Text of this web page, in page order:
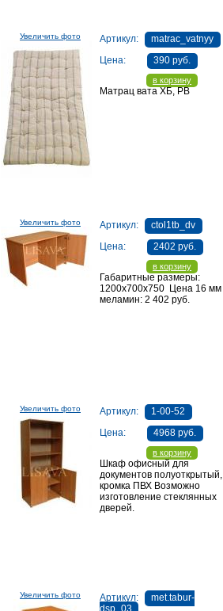
Увеличить фото Артикул:
matrac_vatnyy
Цена:
390 руб.
в корзину
Матрац вата ХБ, РВ
Увеличить фото Артикул:
ctol1tb_dv
Цена:
2402 руб.
в корзину
Габаритные размеры:
1200х700х750 Цена 16 мм
меламин: 2 402 руб.
Увеличить фото Артикул:
1-00-52
Цена:
4968 руб.
в корзину
Шкаф офисный для
документов полуоткрытый,
кромка ПВХ Возможно
изготовление стеклянных
дверей.
Увеличить фото Артикул:
met.tabur-
dsp_03